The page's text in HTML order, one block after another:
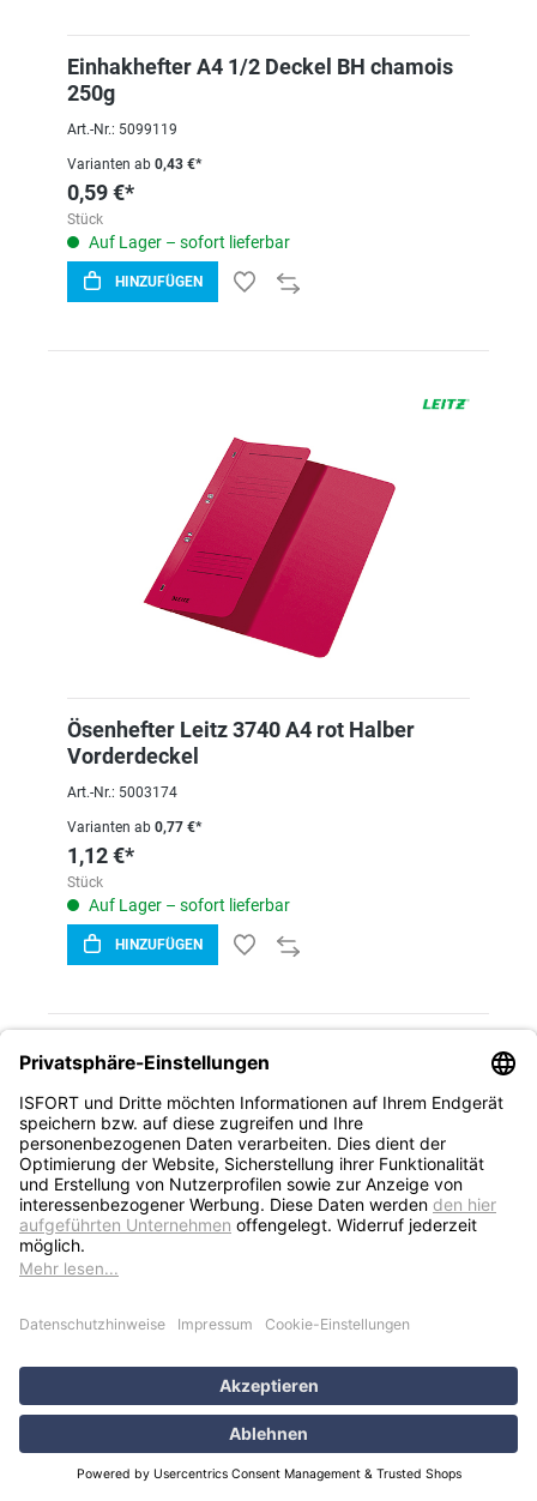
Einhakhefter A4 1/2 Deckel BH chamois
250g
Art.-Nr.: 5099119
Varianten ab 0,43 €*
0,59 €*
Stück
Auf Lager – sofort lieferbar
HINZUFÜGEN
Ösenhefter Leitz 3740 A4 rot Halber
Vorderdeckel
Art.-Nr.: 5003174
Varianten ab 0,77 €*
1,12 €*
Stück
Auf Lager – sofort lieferbar
HINZUFÜGEN
1 2 3 4
ISFORT Newsletter
Neue Produkte, Blogbeiträge, Eventeinladungen und
Bleiben Sie auf dem Laufenden und abonnieren Sie
gerne unseren Newsletter:
Abonnieren